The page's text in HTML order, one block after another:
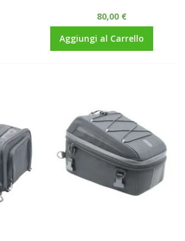
80,00 €
Aggiungi al Carrello